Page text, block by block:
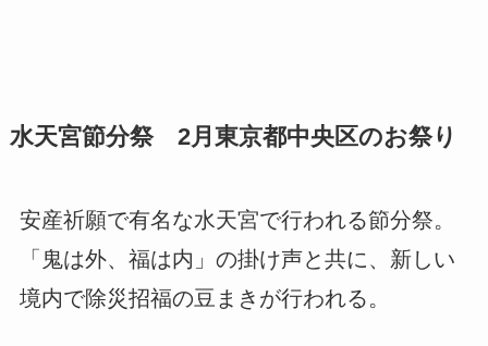
水天宮節分祭 2月東京都中央区のお祭り
安産祈願で有名な水天宮で行われる節分祭。
「鬼は外、福は内」の掛け声と共に、新しい
境内で除災招福の豆まきが行われる。